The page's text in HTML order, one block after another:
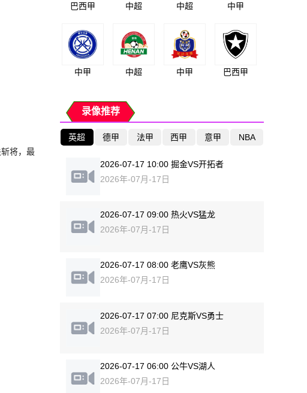
将，最
巴西甲 中超 中超 中甲
中甲 中超 中甲 巴西甲
录像推荐
英超 德甲 法甲 西甲 意甲 NBA
2026-07-17 10:00 掘金VS开拓者
2026年-07月-17日
2026-07-17 09:00 热火VS猛龙
2026年-07月-17日
2026-07-17 08:00 老鹰VS灰熊
2026年-07月-17日
2026-07-17 07:00 尼克斯VS勇士
2026年-07月-17日
2026-07-17 06:00 公牛VS湖人
2026年-07月-17日